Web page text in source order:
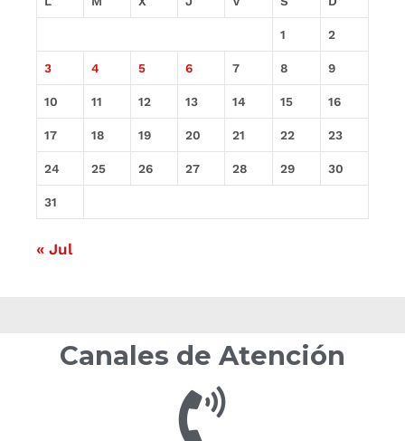
1 2
3 4 5 6 7 8 9
10 11 12 13 14 15 16
17 18 19 20 21 22 23
24 25 26 27 28 29 30
31
« Jul
Canales de Atención